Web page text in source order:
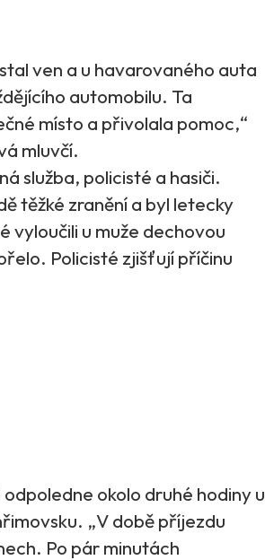
ven a u havarovaného auta
automobilu. Ta
místo a přivolala pomoc,“
mluvčí.
služba, policisté a hasiči.
těžké zranění a byl letecky
vyloučili u muže dechovou
Policisté zjišťují příčinu
okolo druhé hodiny u
„V době příjezdu
Po pár minutách